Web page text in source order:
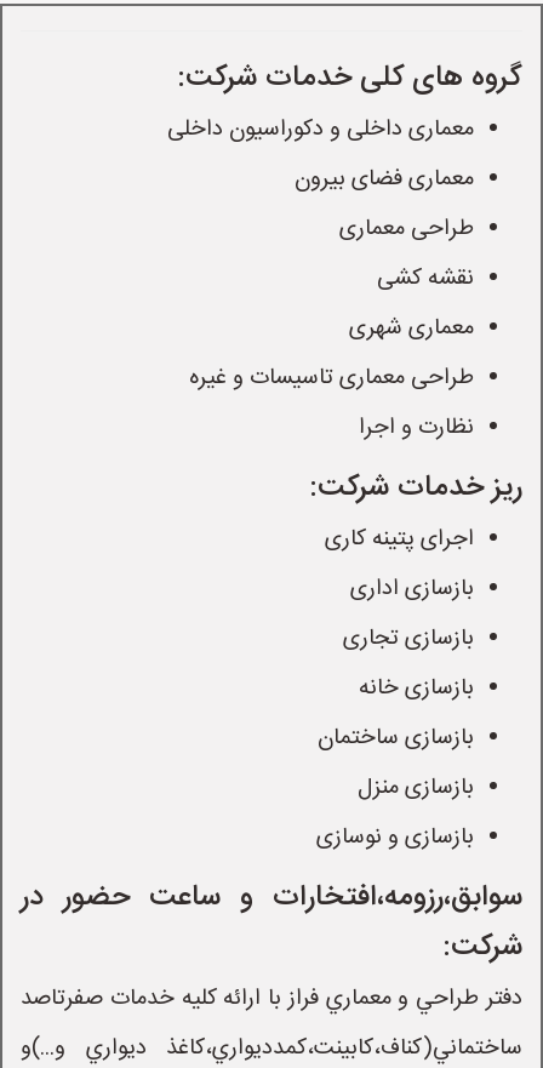
گروه های کلی خدمات شرکت:
معماری داخلی و دکوراسیون داخلی
معماری فضای بیرون
طراحی معماری
نقشه کشی
معماری شهری
طراحی معماری تاسیسات و غیره
نظارت و اجرا
ریز خدمات شرکت:
اجرای پتینه کاری
بازسازی اداری
بازسازی تجاری
بازسازی خانه
بازسازی ساختمان
بازسازی منزل
بازسازی و نوسازی
سوابق،رزومه،افتخارات و ساعت حضور در
شرکت:
دفتر طراحي و معماري فراز با ارائه كليه خدمات صفرتاصد
ساختماني(كناف،كابينت،كمدديواري،كاغذ ديواري و...)و